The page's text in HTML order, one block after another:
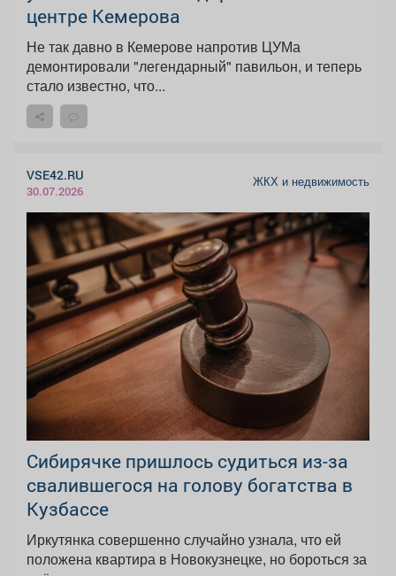
центре Кемерова
Не так давно в Кемерове напротив ЦУМа
демонтировали "легендарный" павильон, и теперь
стало известно, что...
VSE42.RU
30.07.2026
ЖКХ и недвижимость
Сибирячке пришлось судиться из-за
свалившегося на голову богатства в
Кузбассе
Иркутянка совершенно случайно узнала, что ей
положена квартира в Новокузнецке, но бороться за